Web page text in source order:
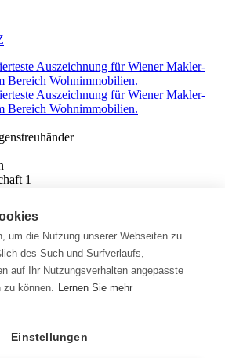
1
um die Nutzung unserer Webseiten zu
des Such und Surfverlaufs,
auf Ihr Nutzungsverhalten angepasste
zu können. Lernen Sie mehr
Einstellungen